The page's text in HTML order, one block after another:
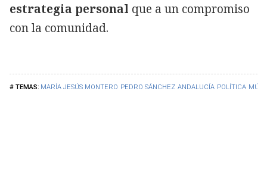
MARÍA JESÚS MONTERO PEDRO SÁNCHEZ ANDALUCÍA POLÍTICA
estrategia personal que a un compromiso
con la comunidad.